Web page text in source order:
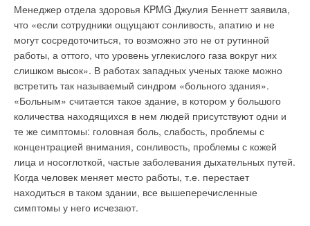
Менеджер отдела здоровья KPMG Джулия Беннетт заявила,
что «если сотрудники ощущают сонливость, апатию и не
могут сосредоточиться, то возможно это не от рутинной
работы, а оттого, что уровень углекислого газа вокруг них
слишком высок». В работах западных ученых также можно
встретить так называемый синдром «больного здания».
«Больным» считается такое здание, в котором у большого
количества находящихся в нем людей присутствуют одни и
те же симптомы: головная боль, слабость, проблемы с
концентрацией внимания, сонливость, проблемы с кожей
лица и носоглоткой, частые заболевания дыхательных путей.
Когда человек меняет место работы, т.е. перестает
находиться в таком здании, все вышеперечисленные
симптомы у него исчезают.
(Германия) в 2005 г. и инвестиций порядка 20 млн евро, в
2006 г. предприятие достигло производственной мощности
5,5 млн м радиаторов, тем самым став крупнейшим заводом
по производству стальных радиаторов в мире. Стальные
радиаторы Demrad ®— это прогрессивная отопительная
техника, обеспечивающая высокую удельную тепловую
мощность с гармоничным соотношением конвекционного и
излучаемого тепла, что позволяет осуществлять
высокочувствительное и динамичное регулирование.
Радиаторы предназначены для подключения к любому
источнику тепла. Их можно подключать к одно- или
двухтрубной системе отопления. Универсальная
перспективная энергосберегающая технология для любых
на соответствие
стандарту
Рис. 3. Расчет
количества датчиков для
обеспечения пожарной
безопасности
Где устанавливать датчики?
Цель системы обнаружения огня состоит в том, чтобы
обеспечить надежное и при том раннее предупреждение